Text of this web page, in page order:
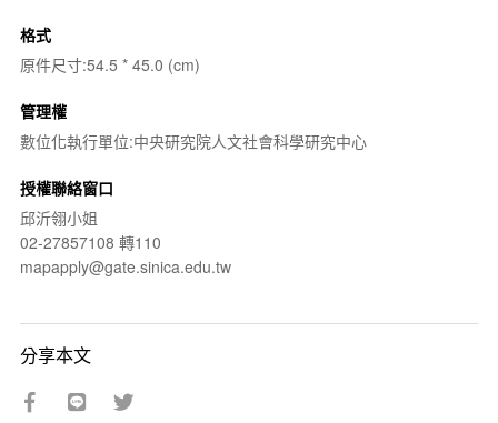
格式
原件尺寸:54.5 * 45.0 (cm)
管理權
數位化執行單位:中央研究院人文社會科學研究中心
授權聯絡窗口
邱沂翎小姐
02-27857108 轉110
mapapply@gate.sinica.edu.tw
分享本文